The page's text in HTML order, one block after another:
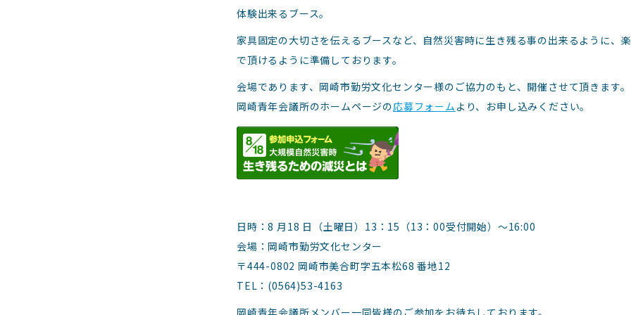
体験出来るブース。
家具固定の大切さを伝えるブースなど、自然災害時に生き残る事の出来るように、
で頂けるように準備しております。
会場であります、岡崎市勤労文化センター様のご協力のもと、開催させて頂きます。
岡崎青年会議所のホームページの応募フォーム より、お申し込みください。
日時：8 月18 日（土曜日）13：15（13：00受付開始）～16:00
会場：岡崎市勤労文化センター
〒444-0802 岡崎市美合町字五本松68 番地12
TEL：(0564)53-4163
岡崎青年会議所メンバー一同皆様のご参加をお待ちしております。